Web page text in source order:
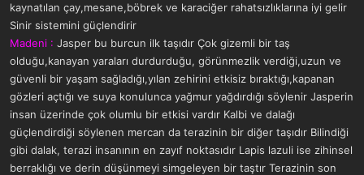
kaynatılan çay,mesane,böbrek ve karaciğer rahatsızlıklarına iyi gelir
Sinir sistemini güçlendirir
Madeni : Jasper bu burcun ilk taşıdır Çok gizemli bir taş
olduğu,kanayan yaraları durdurduğu, görünmezlik verdiği,uzun ve
güvenli bir yaşam sağladığı,yılan zehirini etkisiz bıraktığı,kapanan
gözleri açtığı ve suya konulunca yağmur yağdırdığı söylenir Jasperin
insan üzerinde çok olumlu bir etkisi vardır Kalbi ve dalağı
güçlendirdiği söylenen mercan da terazinin bir diğer taşıdır Bilindiği
gibi dalak, terazi insanının en zayıf noktasıdır Lapis lazuli ise zihinsel
berraklığı ve derin düşünmeyi simgeleyen bir taştır Terazinin son